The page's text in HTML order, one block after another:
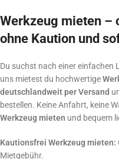
Werkzeug mieten –
ohne Kaution und
Du suchst nach einer einfachen
uns mietest du hochwertige
deutschlandweit per Versand
bestellen. Keine Anfahrt, keine
Werkzeug mieten und bequem
Kautionsfrei Werkzeug mieten:
Mietgebühr.